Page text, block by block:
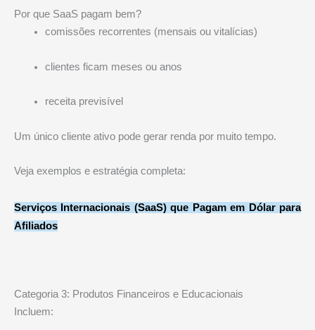
Por que SaaS pagam bem?
comissões recorrentes (mensais ou vitalícias)
clientes ficam meses ou anos
receita previsível
Um único cliente ativo pode gerar renda por muito tempo.
Veja exemplos e estratégia completa:
Serviços Internacionais (SaaS) que Pagam em Dólar para
Afiliados
Categoria 3: Produtos Financeiros e Educacionais
Incluem: